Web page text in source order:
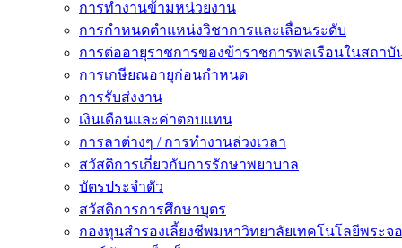
การทำงานข้ามหน่วยงาน
การกำหนดตำแหน่งวิชาการและเลื่อนระดับ
การต่ออายุราชการของข้าราชการพลเรือนในสถา
การเกษียณอายุก่อนกำหนด
การรับส่งงาน
เงินเดือนและค่าตอบแทน
การลาต่างๆ / การทำงานล่วงเวลา
สวัสดิการเกี่ยวกับการรักษาพยาบาล
บัตรประจำตัว
สวัสดิการการศึกษาบุตร
กองทุนสำรองเลี้ยงชีพมหาวิทยาลัยเทคโนโลยีพระจ